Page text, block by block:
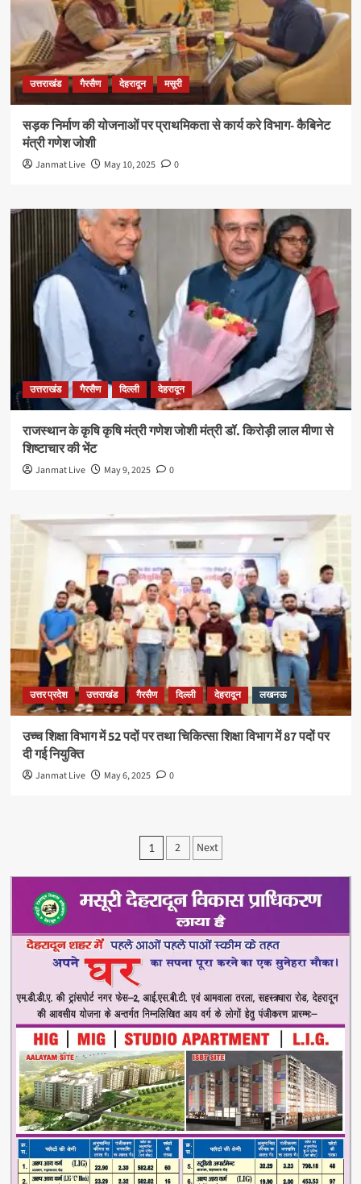
उत्तराखंड गैरसैण देहरादून मसूरी
सड़क निर्माण की योजनाओं पर प्राथमिकता से कार्य करे विभाग- कैबिनेट
मंत्री गणेश जोशी
Janmat Live May 10, 2025 0
उत्तराखंड गैरसैण दिल्ली देहरादून
राजस्थान के कृषि कृषि मंत्री गणेश जोशी मंत्री डॉ. किरोड़ी लाल मीणा से
शिष्टाचार की भेंट
Janmat Live May 9, 2025 0
उत्तर प्रदेश उत्तराखंड गैरसैण दिल्ली देहरादून लखनऊ
उच्च शिक्षा विभाग में 52 पदों पर तथा चिकित्सा शिक्षा विभाग में 87 पदों पर
दी गई नियुक्ति
Janmat Live May 6, 2025 0
Posts
pagination
1 2 Next